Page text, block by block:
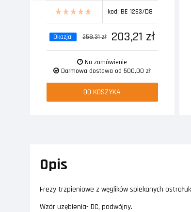
kod: BE 1263/D8
Okazja! 258,31 zł 203,21 zł
Na zamówienie
Darmowa dostawa od 500,00 zł
DO KOSZYKA
Opis
Frezy trzpieniowe z węglików spiekanych
Wzór uzębienia- DC, podwójny.